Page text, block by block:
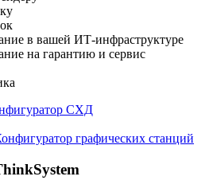
в вашей ИТ-инфраструктуре
на гарантию и сервис